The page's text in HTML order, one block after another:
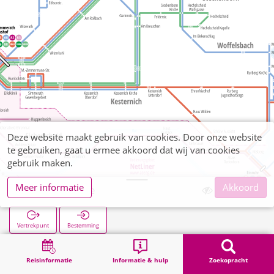
Reisinformatie Informatie & hulp Zoekopracht
Strauch Kirche
Vertrekpunt Bestemming
Zoekopracht
Deze website maakt gebruik van cookies. Door onze website
te gebruiken, gaat u ermee akkoord dat wij van cookies
gebruik maken.
Meer informatie
Akkoord